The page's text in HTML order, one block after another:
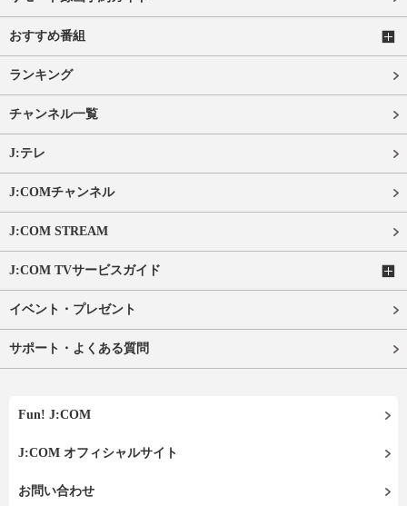
おすすめ番組
ランキング
チャンネル一覧
J:テレ
J:COMチャンネル
J:COM STREAM
J:COM TVサービスガイド
イベント・プレゼント
サポート・よくある質問
Fun! J:COM
J:COM オフィシャルサイト
お問い合わせ